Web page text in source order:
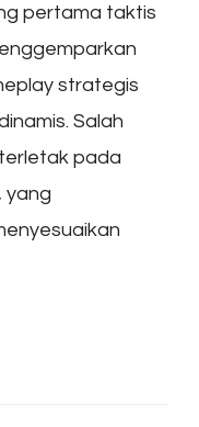
pertama taktis
strategis
Salah
pada
yang